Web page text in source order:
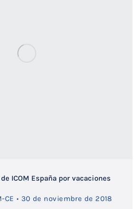
ICOM España por vacaciones
CE 30 de noviembre de 2018